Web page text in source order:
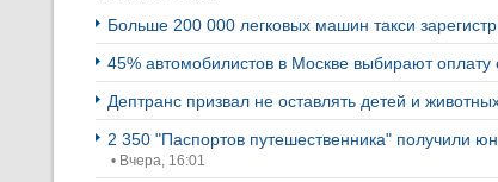
Больше 200 000 легковых машин такси
45% автомобилистов в Москве выбирают
Дептранс призвал не оставлять детей и
2 350 "Паспортов путешественника" получили
• Вчера, 16:01